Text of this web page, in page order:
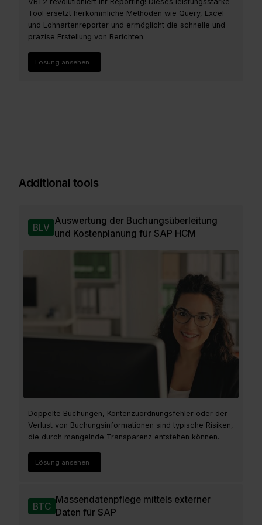
Tool ersetzt herkömmliche Methoden wie Query, Excel
und Lohnartenreporter und ermöglicht die schnelle und
präzise Erstellung von Berichten.
Lösung ansehen
Additional tools
BLV
Auswertung der Buchungsüberleitung
und Kostenplanung für SAP HCM
Doppelte Buchungen, Kontenzuordnungsfehler oder der
Verlust von Buchungsinformationen sind typische Risiken,
die durch mangelnde Transparenz entstehen können.
Lösung ansehen
BTC
Massendatenpflege mittels externer
Daten für SAP